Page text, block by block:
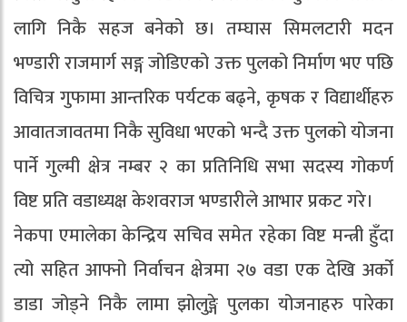
लागि निकै सहज बनेको छ। तम्घास सिमलटारी मदन
भण्डारी राजमार्ग सङ्ग जोडिएको उक्त पुलको निर्माण भए पछि
विचित्र गुफामा आन्तरिक पर्यटक बढ्ने, कृषक र विद्यार्थीहरु
आवातजावतमा निकै सुविधा भएको भन्दै उक्त पुलको योजना
पार्ने गुल्मी क्षेत्र नम्बर २ का प्रतिनिधि सभा सदस्य गोकर्ण
विष्ट प्रति वडाध्यक्ष केशवराज भण्डारीले आभार प्रकट गरे।
नेकपा एमालेका केन्द्रिय सचिव समेत रहेका विष्ट मन्त्री हुँदा
त्यो सहित आफ्नो निर्वाचन क्षेत्रमा २७ वडा एक देखि अर्को
डाडा जोड्ने निकै लामा झोलुङ्गे पुलका योजनाहरु पारेका